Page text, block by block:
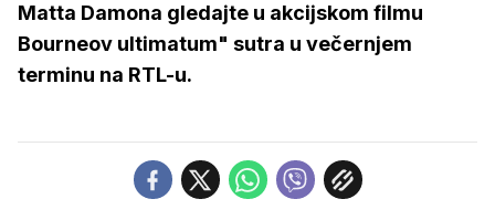
Matta Damona gledajte u akcijskom filmu
Bourneov ultimatum" sutra u večernjem
terminu na RTL-u.